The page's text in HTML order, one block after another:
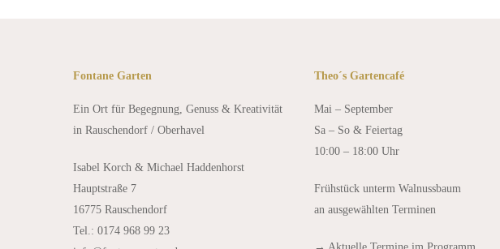
Fontane Garten
Ein Ort für Begegnung, Genuss & Kreativität
in Rauschendorf / Oberhavel
Isabel Korch & Michael Haddenhorst
Hauptstraße 7
16775 Rauschendorf
Tel.: 0174 968 99 23
Theo´s Gartencafé
Mai – September
Sa – So & Feiertag
10:00 – 18:00 Uhr
Frühstück unterm Walnussbaum
an ausgewählten Terminen